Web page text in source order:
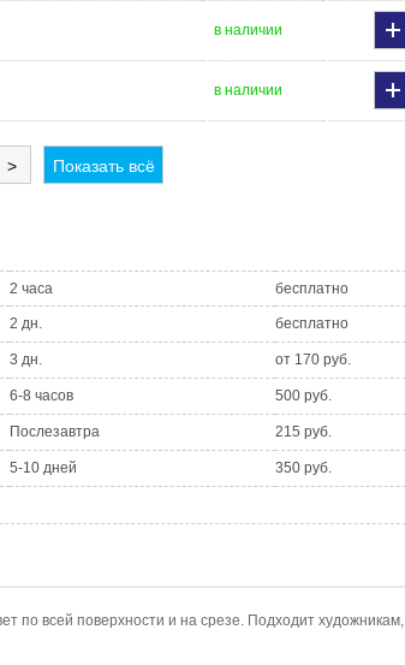
в наличии
в наличии
> Показать всё
2 часа бесплатно
2 дн. бесплатно
3 дн. от 170 руб.
6-8 часов 500 руб.
Послезавтра 215 руб.
5-10 дней 350 руб.
по всей поверхности и на срезе. Подходит художникам,